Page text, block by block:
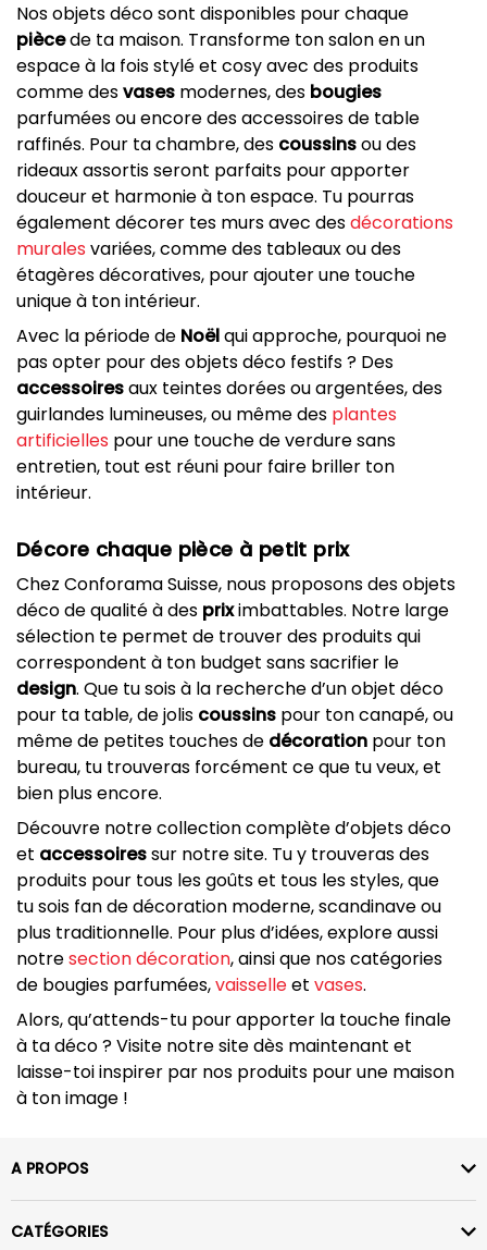
Nos objets déco sont disponibles pour chaque
piècede ta maison. Transforme ton salon en un
espace à la fois stylé et cosy avec des produits
comme desvases modernes, des bougies
parfumées ou encore des accessoires de table
raffinés. Pour ta chambre, des coussinsou des
rideaux assortis seront parfaits pour apporter
douceur et harmonie à ton espace. Tu pourras
également décorer tes murs avec desdécorations
murales variées, comme des tableaux ou des
étagères décoratives, pour ajouter une touche
unique à ton intérieur.
Avec la période de Noëlqui approche, pourquoi ne
pas opter pour des objets déco festifs ? Des
accessoiresaux teintes dorées ou argentées, des
guirlandes lumineuses, ou même des plantes
artificielles pour une touche de verdure sans
entretien, tout est réuni pour faire briller ton
intérieur.
Décore chaque pièce à petit prix
Chez Conforama Suisse, nous proposons des objets
déco de qualité à des priximbattables. Notre large
sélection te permet de trouver des produits qui
correspondent à ton budget sans sacrifier le
design. Que tu sois à la recherche d’un objet déco
pour ta table, de jolis coussins pour ton canapé, ou
même de petites touches de décoration pour ton
bureau, tu trouveras forcément ce que tu veux, et
bien plus encore.
Découvre notre collection complète d’objets déco
et accessoiressur notre site. Tu y trouveras des
produits pour tous les goûts et tous les styles, que
tu sois fan de décoration moderne, scandinave ou
plus traditionnelle. Pour plus d’idées, explore aussi
notresection décoration, ainsi que nos catégories
de bougies parfumées,vaisselleet vases.
Alors, qu’attends-tu pour apporter la touche finale
à ta déco ? Visite notre site dès maintenant et
laisse-toi inspirer par nos produits pour une maison
à ton image !
A PROPOS
CATÉGORIES